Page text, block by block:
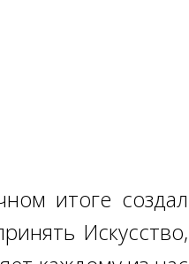
итоге создал
Искусство,